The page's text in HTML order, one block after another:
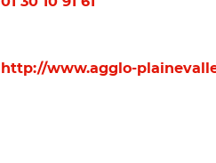
http://www.agglo-